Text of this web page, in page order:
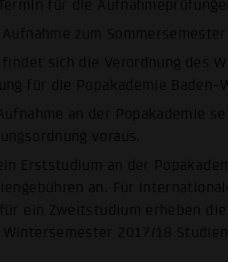
für die
Aufnahme zum
findet sich die Verordnung des
für die Popakademie Baden-
an der Popakademie
voraus.
Erststudium an der
an. Für
ein Zweitstudium erheben
Wintersemester 2017/18